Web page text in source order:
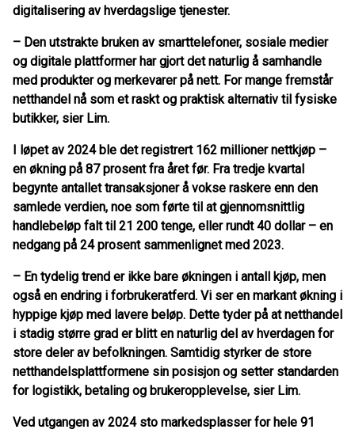
digitalisering av hverdagslige tjenester.
– Den utstrakte bruken av smarttelefoner, sosiale medier
og digitale plattformer har gjort det naturlig å samhandle
med produkter og merkevarer på nett. For mange fremstår
netthandel nå som et raskt og praktisk alternativ til fysiske
butikker, sier Lim.
I løpet av 2024 ble det registrert 162 millioner nettkjøp –
en økning på 87 prosent fra året før. Fra tredje kvartal
begynte antallet transaksjoner å vokse raskere enn den
samlede verdien, noe som førte til at gjennomsnittlig
handlebeløp falt til 21 200 tenge, eller rundt 40 dollar – en
nedgang på 24 prosent sammenlignet med 2023.
– En tydelig trend er ikke bare økningen i antall kjøp, men
også en endring i forbrukeratferd. Vi ser en markant økning i
hyppige kjøp med lavere beløp. Dette tyder på at netthandel
i stadig større grad er blitt en naturlig del av hverdagen for
store deler av befolkningen. Samtidig styrker de store
netthandelsplattformene sin posisjon og setter standarden
for logistikk, betaling og brukeropplevelse, sier Lim.
Ved utgangen av 2024 sto markedsplasser for hele 91